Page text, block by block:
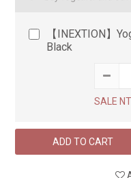
【INEXTION】
Black
SALE
ADD TO CART